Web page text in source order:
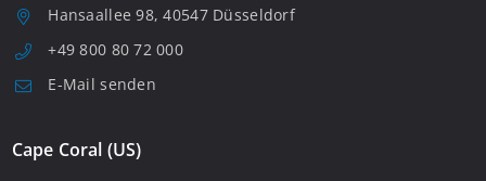
Hansaallee 98, 40547 Düsseldorf
+49 800 80 72 000
E-Mail senden
Cape Coral (US)